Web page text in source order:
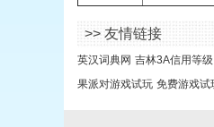
>> 友情链接
英汉词典网 吉林3A信用等级
果派对游戏试玩 免费游戏试